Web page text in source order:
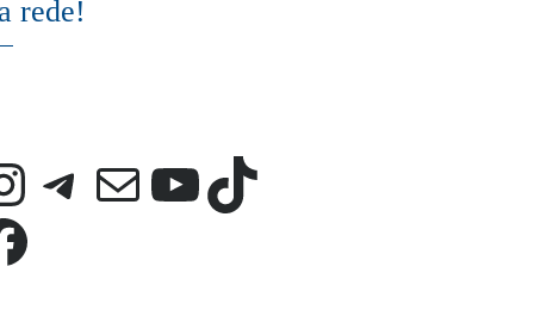
rede!
Telegram
E-mail
Youtube
TikTok